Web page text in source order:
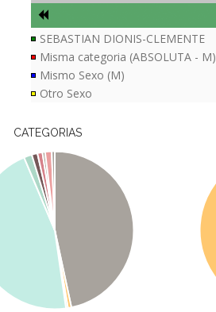
SEBASTIAN DIONIS-CLEMENTE
Misma categoria (ABSOLUTA - M)
Mismo Sexo (M)
Otro Sexo
CATEGORIAS